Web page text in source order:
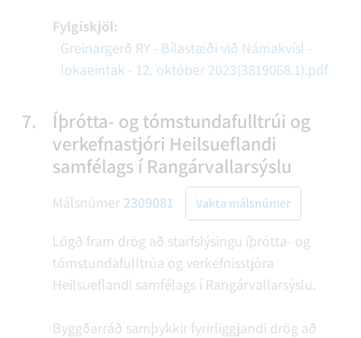
Fylgiskjöl:
Greinargerð RY - Bílastæði við Námakvísl -
lokaeintak - 12. október 2023(3819068.1).pdf
7.
Íþrótta- og tómstundafulltrúi og
verkefnastjóri Heilsueflandi
samfélags í Rangárvallarsýslu
Málsnúmer 2309081 Vakta málsnúmer
Lögð fram drög að starfslýsingu íþrótta- og
tómstundafulltrúa og verkefnisstjóra
Heilsueflandi samfélags í Rangárvallarsýslu.
Byggðarráð samþykkir fyrirliggjandi drög að